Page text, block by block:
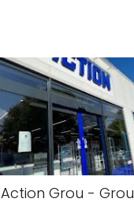
Action Grou - Grou